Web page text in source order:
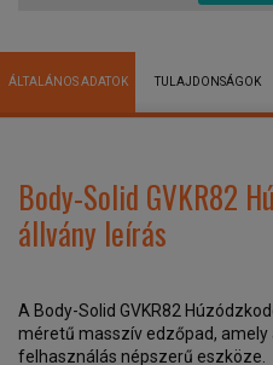
ÁLTALÁNOS ADATOK TULAJDONSÁGOK
Body-Solid GVKR82
állvány leírás
A Body-Solid GVKR82
méretű masszív edzőpad, amely
felhasználás népszerű eszköze.